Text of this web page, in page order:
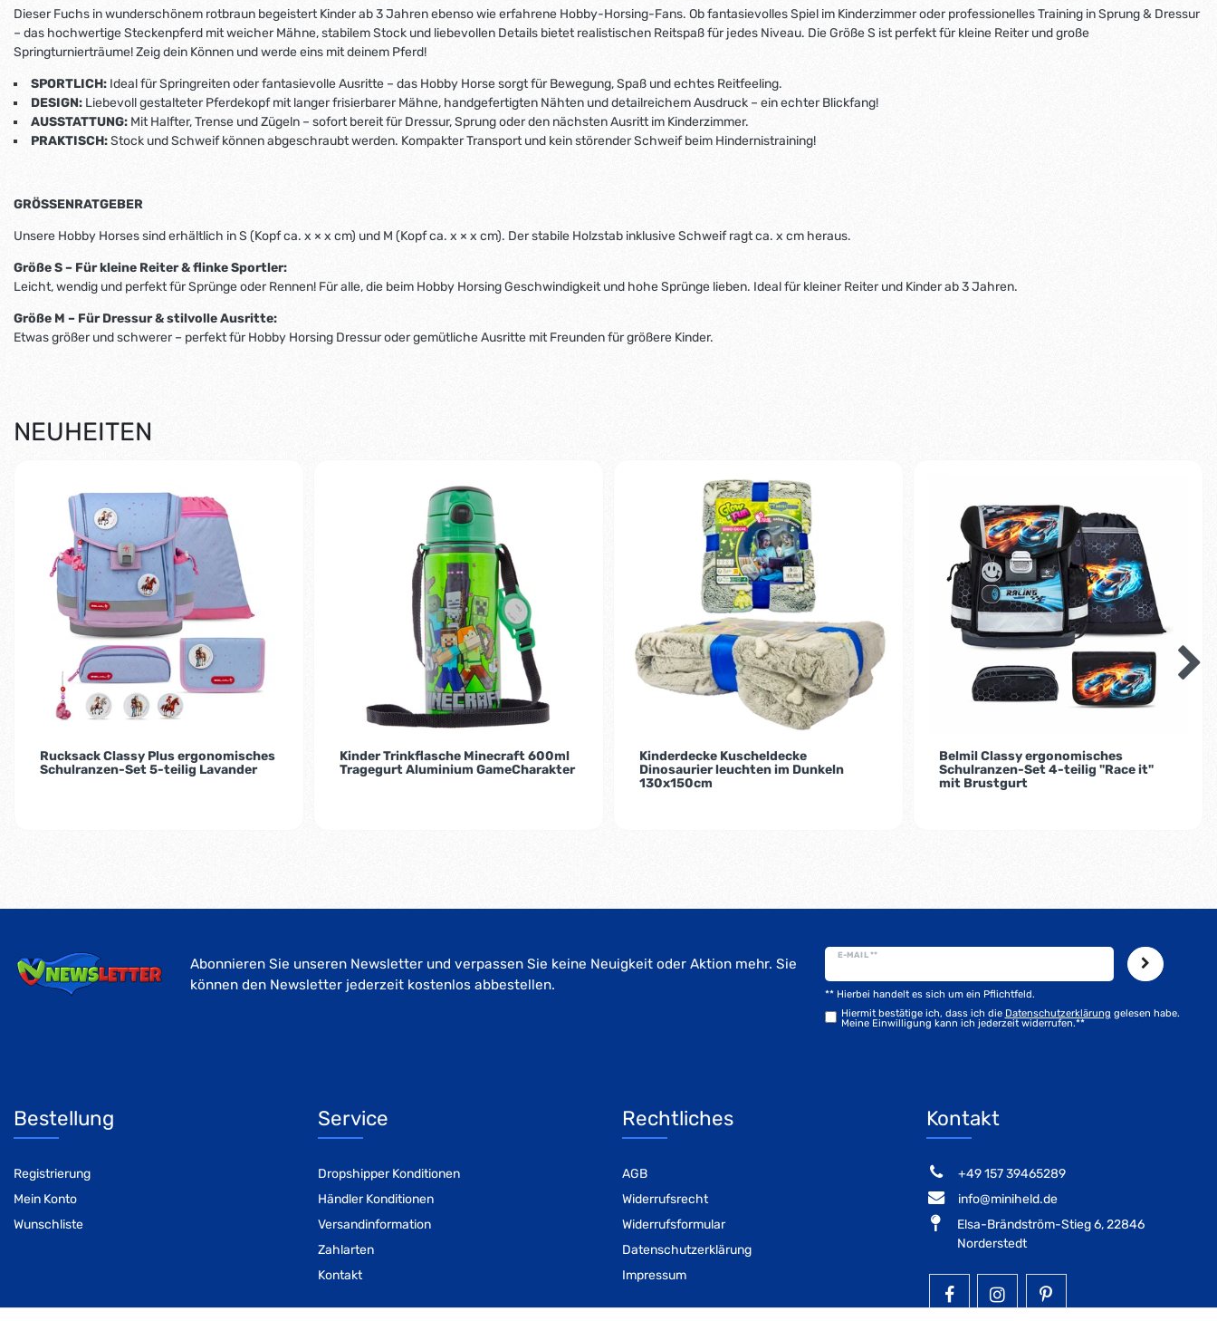
Dieser Fuchs in wunderschönem rotbraun begeistert Kinder ab 3 Jahren ebenso wie erfahrene Hobby-Horsing-Fans. Ob fantasievolles Spiel im Kinderzimmer oder professionelles Training in Sprung & Dressur
– das hochwertige Steckenpferd mit weicher Mähne, stabilem Stock und liebevollen Details bietet realistischen Reitspaß für jedes Niveau. Die Größe S ist perfekt für kleine Reiter und große
Springturnierträume! Zeig dein Können und werde eins mit deinem Pferd!
SPORTLICH: Ideal für Springreiten oder fantasievolle Ausritte – das Hobby Horse sorgt für Bewegung, Spaß und echtes Reitfeeling.
DESIGN: Liebevoll gestalteter Pferdekopf mit langer frisierbarer Mähne, handgefertigten Nähten und detailreichem Ausdruck – ein echter Blickfang!
AUSSTATTUNG: Mit Halfter, Trense und Zügeln – sofort bereit für Dressur, Sprung oder den nächsten Ausritt im Kinderzimmer.
PRAKTISCH:Stock und Schweif können abgeschraubt werden. Kompakter Transport und kein störender Schweif beim Hindernistraining!
GRÖSSENRATGEBER
Unsere Hobby Horses sind erhältlich in S (Kopf ca. x × x cm) und M (Kopf ca. x × x cm). Der stabile Holzstab inklusive Schweif ragt ca. x cm heraus.
Größe S – Für kleine Reiter & flinke Sportler:
Leicht, wendig und perfekt für Sprünge oder Rennen! Für alle, die beim Hobby Horsing Geschwindigkeit und hohe Sprünge lieben. Ideal für kleiner Reiter und Kinder ab 3 Jahren.
Größe M – Für Dressur & stilvolle Ausritte:
Etwas größer und schwerer – perfekt für Hobby Horsing Dressur oder gemütliche Ausritte mit Freunden für größere Kinder.
NEUHEITEN
Rucksack Classy Plus ergonomisches
Schulranzen-Set 5-teilig Lavander
Kinder Trinkflasche Minecraft 600ml
Tragegurt Aluminium GameCharakter
Kinderdecke Kuscheldecke
Dinosaurier leuchten im Dunkeln
130x150cm
Belmil Classy ergonomisches
Schulranzen-Set 4-teilig "Race it"
mit Brustgurt
Abonnieren Sie unseren Newsletter und verpassen Sie keine Neuigkeit oder Aktion mehr. Sie
können den Newsletter jederzeit kostenlos abbestellen.
E-MAIL **
Hiermit bestätige ich, dass ich die Daten­schutz­erklärung gelesen habe.
Meine Einwilligung kann ich jederzeit widerrufen.**
** Hierbei handelt es sich um ein Pflichtfeld.
Bestellung
Registrierung
Mein Konto
Wunschliste
Service
Dropshipper Konditionen
Händler Konditionen
Versandinformation
Zahlarten
Kontakt
Rechtliches
AGB
Widerrufsrecht
Widerrufsformular
Datenschutzerklärung
Impressum
Kontakt
‭+49 157 39465289‬
info@miniheld.de
Elsa-Brändström-Stieg 6, 22846
Norderstedt